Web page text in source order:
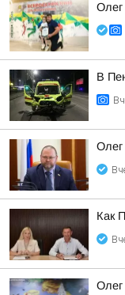
Олег
В
Олег
Как
Олег